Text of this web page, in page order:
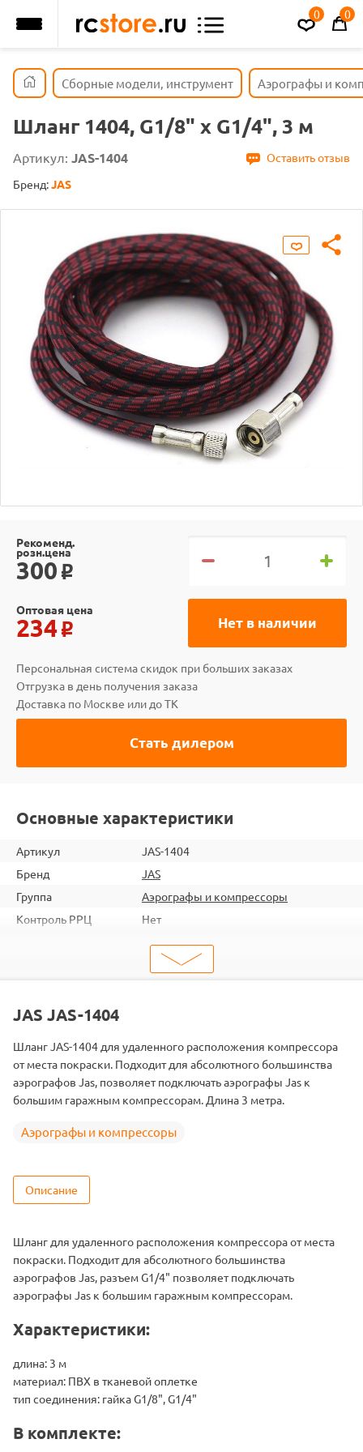
0 0
Сборные модели, инструмент Аэрографы и
Шланг 1404, G1/8" х G1/4", 3 м
Артикул: JAS-1404
Оставить отзыв
Бренд:JAS
Рекоменд.
розн.цена
300 o
Нет в наличии
Оптовая цена
234 o
Персональная система скидок при больших заказах
Отгрузка в день получения заказа
Доставка по Москве или до ТК
Стать дилером
Основные характеристики
Артикул
JAS-1404
Бренд
JAS
Группа
Аэрографы и компрессоры
Контроль РРЦ
Нет
Запчасть для аэрографа
JAS JAS-1404
Шланг JAS-1404 для удаленного расположения компрессора
от места покраски. Подходит для абсолютного большинства
аэрографов Jas, позволяет подключать аэрографы Jas к
большим гаражным компрессорам. Длина 3 метра.
Аэрографы и компрессоры
Описание
Шланг для удаленного расположения компрессора от места
покраски. Подходит для абсолютного большинства
аэрографов Jas, разъем G1/4" позволяет подключать
аэрографы Jas к большим гаражным компрессорам.
Характеристики:
длина: 3 м
материал: ПВХ в тканевой оплетке
тип соединения: гайка G1/8", G1/4"
В комплекте: